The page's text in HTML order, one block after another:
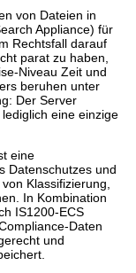
von Dateien in
Appliance) für
Rechtsfall darauf
parat zu haben,
Niveau Zeit und
beruhen unter
Der Server
eine einzige
eine
Datenschutzes und
Klassifizierung,
In Kombination
IS1200-ECS
Daten
und